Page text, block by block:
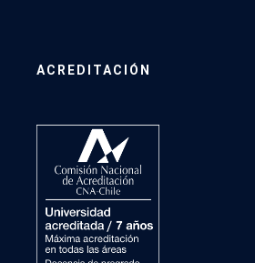
ACREDITACIÓN